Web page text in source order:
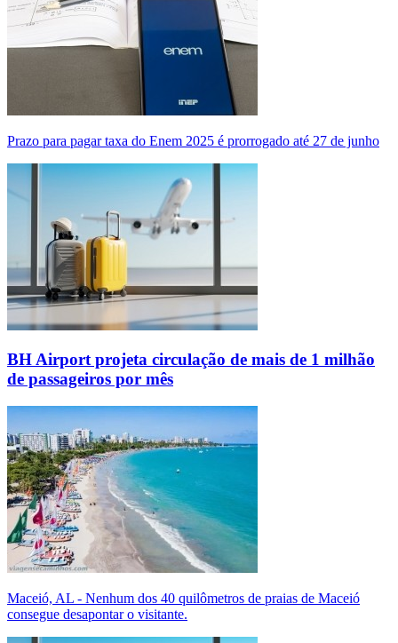
Prazo para pagar taxa do Enem 2025 é prorrogado até 27 de junho
BH Airport projeta circulação de mais de 1 milhão
de passageiros por mês
Maceió, AL - Nenhum dos 40 quilômetros de praias de Maceió
consegue desapontar o visitante.